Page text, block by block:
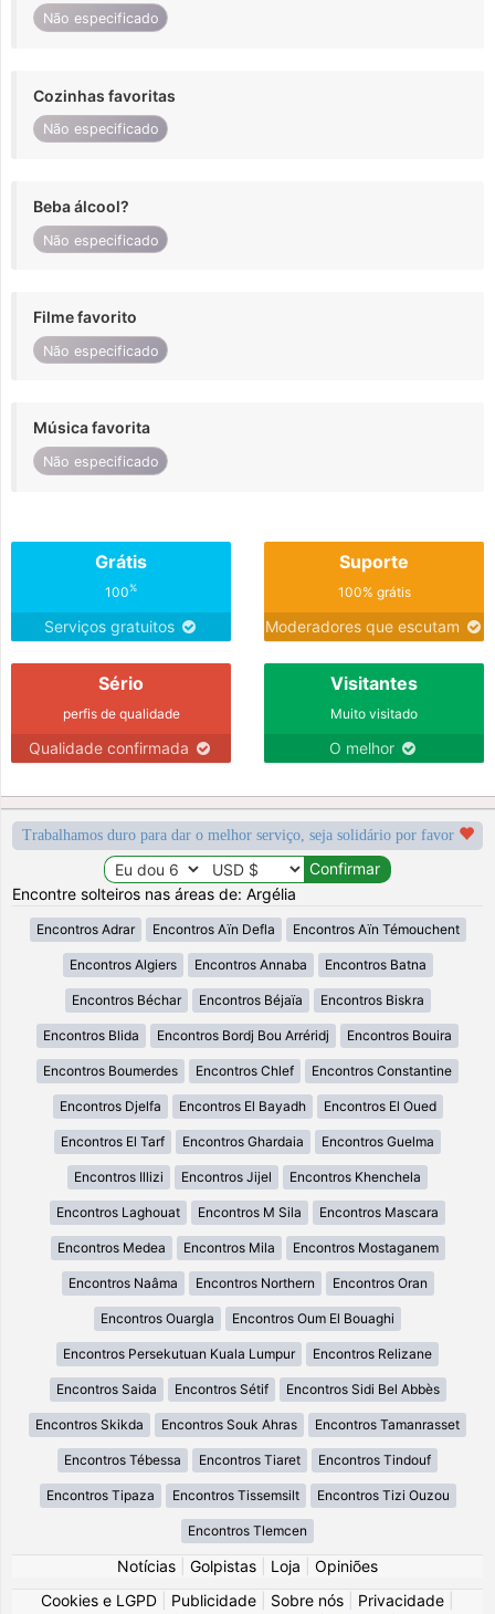
Não especificado
Cozinhas favoritas
Não especificado
Beba álcool?
Não especificado
Filme favorito
Não especificado
Música favorita
Não especificado
Grátis
100%
Serviços gratuitos
Suporte
100% grátis
Moderadores que escutam
Sério
perfis de qualidade
Qualidade confirmada
Visitantes
Muito visitado
O melhor
Trabalhamos duro para dar o melhor serviço, seja solidário por favor
Encontre solteiros nas áreas de: Argélia
Encontros Adrar Encontros Aïn Defla Encontros Aïn Témouchent
Encontros Algiers Encontros Annaba Encontros Batna
Encontros Béchar Encontros Béjaïa Encontros Biskra
Encontros Blida Encontros Bordj Bou Arréridj Encontros Bouira
Encontros Boumerdes Encontros Chlef Encontros Constantine
Encontros Djelfa Encontros El Bayadh Encontros El Oued
Encontros El Tarf Encontros Ghardaia Encontros Guelma
Encontros Illizi Encontros Jijel Encontros Khenchela
Encontros Laghouat Encontros M Sila Encontros Mascara
Encontros Medea Encontros Mila Encontros Mostaganem
Encontros Naâma Encontros Northern Encontros Oran
Encontros Ouargla Encontros Oum El Bouaghi
Encontros Persekutuan Kuala Lumpur Encontros Relizane
Encontros Saida Encontros Sétif Encontros Sidi Bel Abbès
Encontros Skikda Encontros Souk Ahras Encontros Tamanrasset
Encontros Tébessa Encontros Tiaret Encontros Tindouf
Encontros Tipaza Encontros Tissemsilt Encontros Tizi Ouzou
Encontros Tlemcen
Notícias Golpistas Loja
Opiniões
Cookies e LGPD
Publicidade Sobre nós Privacidade